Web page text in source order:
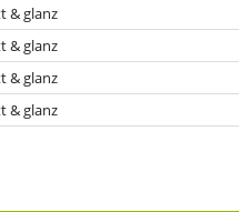
& glanz
& glanz
& glanz
& glanz